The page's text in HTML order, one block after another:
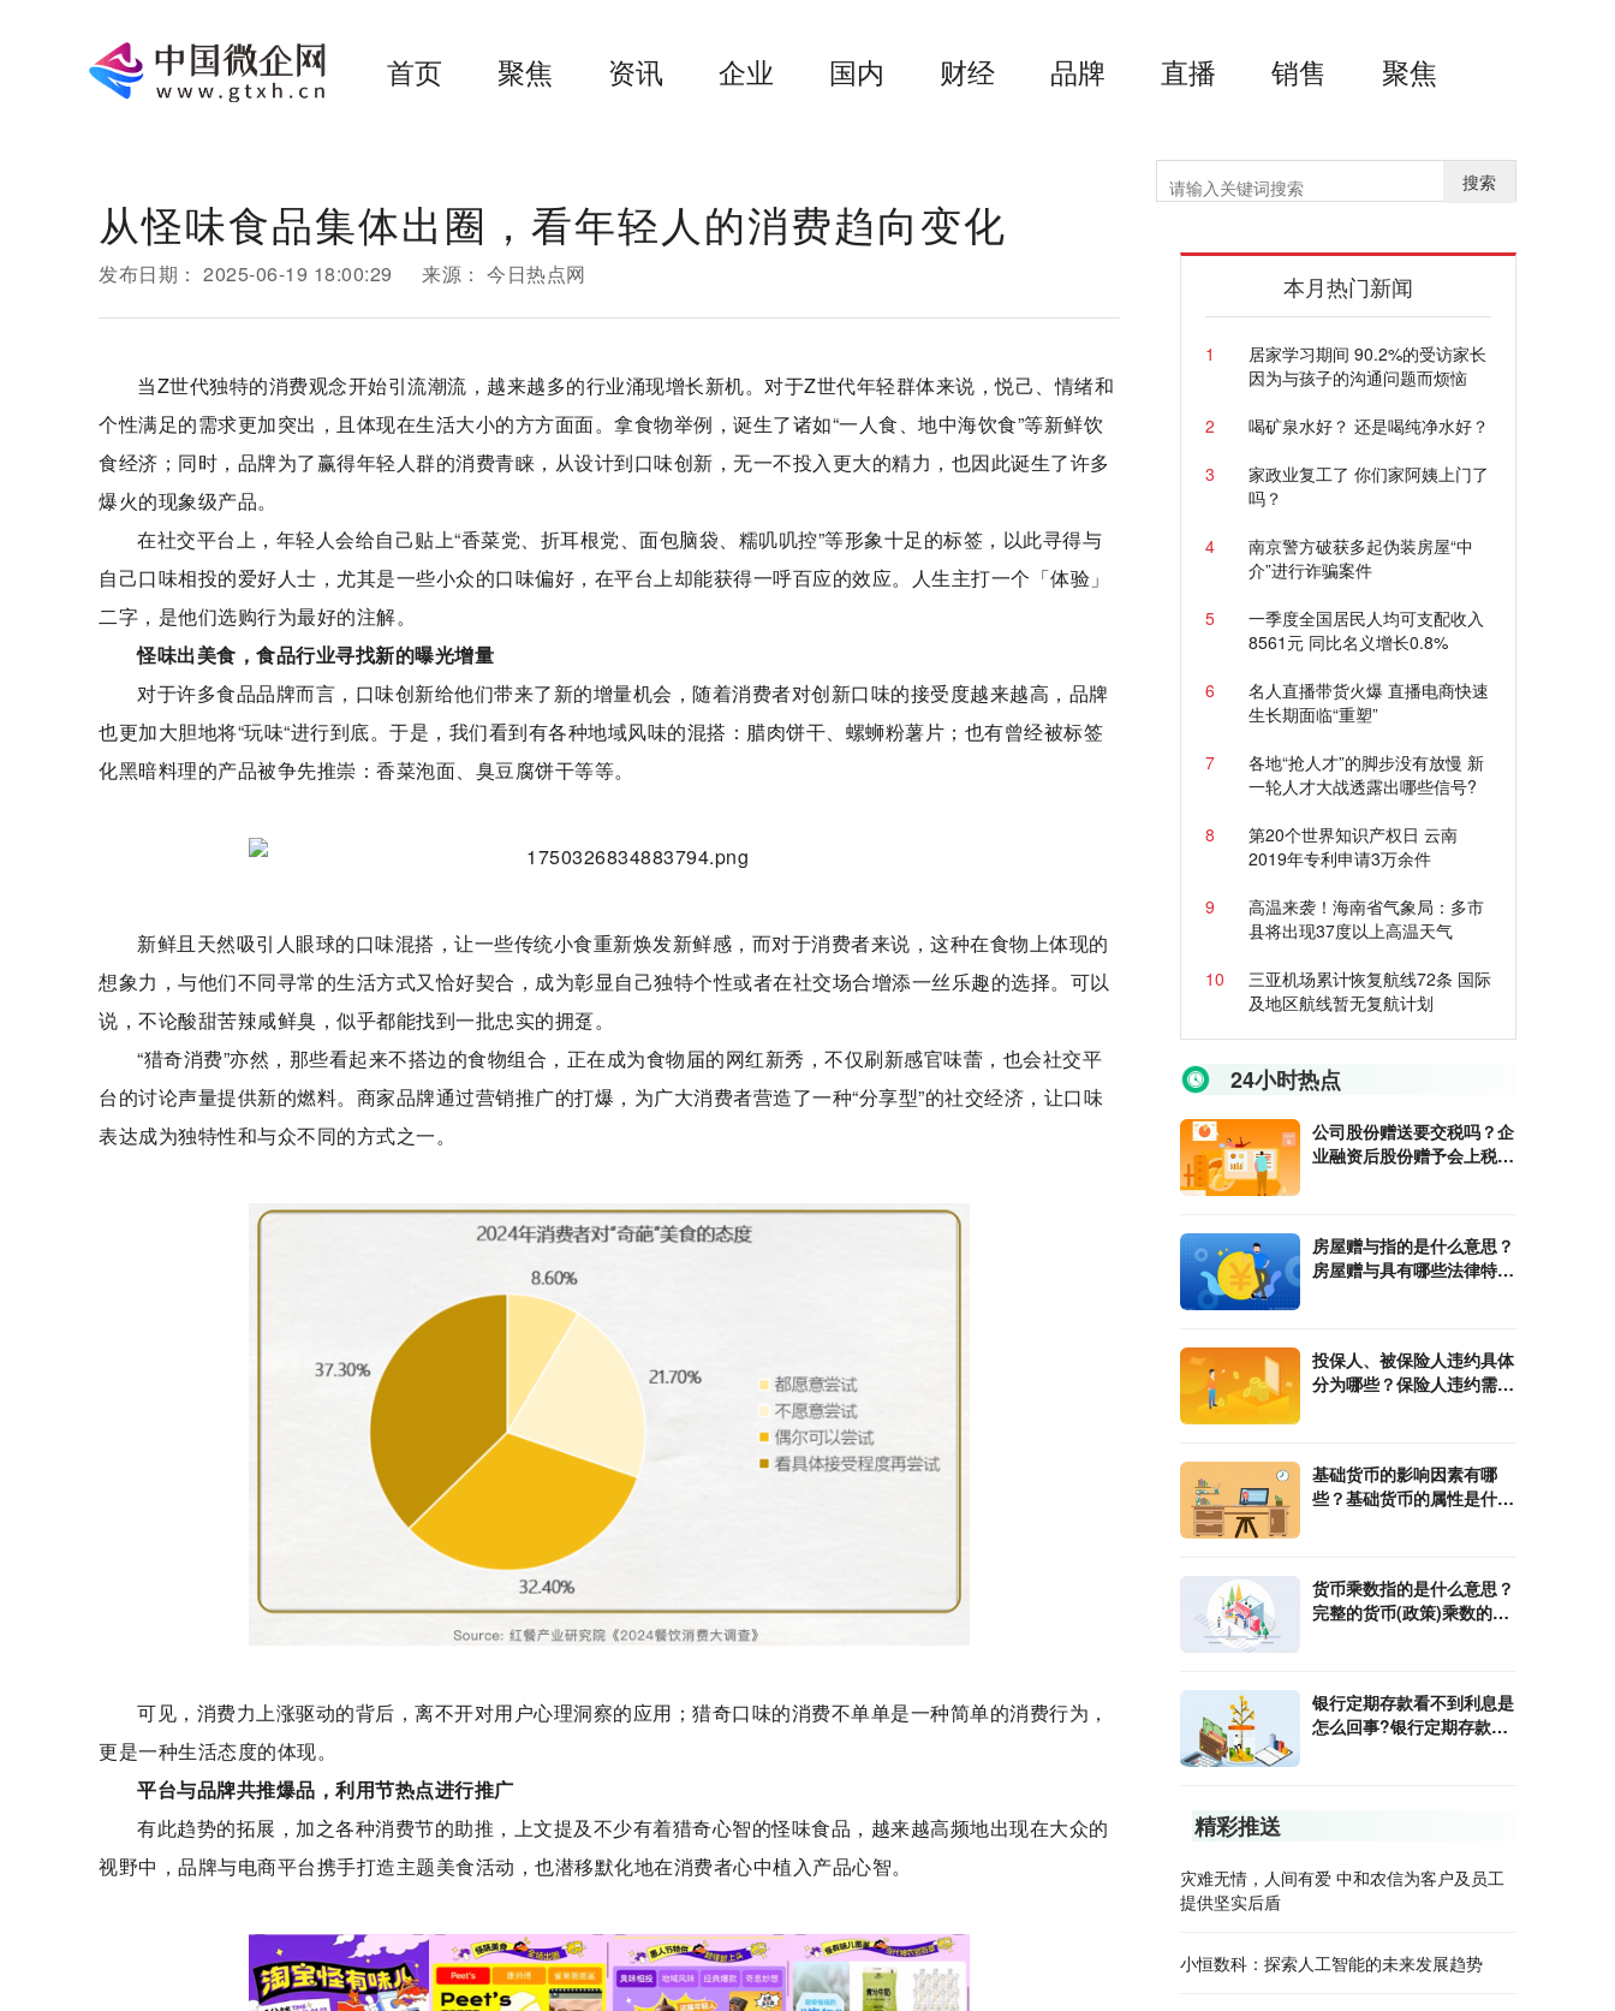
首页 聚焦 资讯 企业 国内 财经 品牌 直播 销售 聚焦
从怪味食品集体出圈，看年轻人的消费趋向变化
发布日期： 2025-06-19 18:00:29 来源： 今日热点网
当Z世代独特的消费观念开始引流潮流，越来越多的行业涌现增长新机。对于Z世代年轻群体来说，悦己、情绪和
个性满足的需求更加突出，且体现在生活大小的方方面面。拿食物举例，诞生了诸如“一人食、地中海饮食”等新鲜饮
食经济；同时，品牌为了赢得年轻人群的消费青睐，从设计到口味创新，无一不投入更大的精力，也因此诞生了许多
爆火的现象级产品。
在社交平台上，年轻人会给自己贴上“香菜党、折耳根党、面包脑袋、糯叽叽控”等形象十足的标签，以此寻得与
自己口味相投的爱好人士，尤其是一些小众的口味偏好，在平台上却能获得一呼百应的效应。人生主打一个「体验」
二字，是他们选购行为最好的注解。
怪味出美食，食品行业寻找新的曝光增量
对于许多食品品牌而言，口味创新给他们带来了新的增量机会，随着消费者对创新口味的接受度越来越高，品牌
也更加大胆地将“玩味“进行到底。于是，我们看到有各种地域风味的混搭：腊肉饼干、螺蛳粉薯片；也有曾经被标签
化黑暗料理的产品被争先推崇：香菜泡面、臭豆腐饼干等等。
新鲜且天然吸引人眼球的口味混搭，让一些传统小食重新焕发新鲜感，而对于消费者来说，这种在食物上体现的
想象力，与他们不同寻常的生活方式又恰好契合，成为彰显自己独特个性或者在社交场合增添一丝乐趣的选择。可以
说，不论酸甜苦辣咸鲜臭，似乎都能找到一批忠实的拥趸。
“猎奇消费”亦然，那些看起来不搭边的食物组合，正在成为食物届的网红新秀，不仅刷新感官味蕾，也会社交平
台的讨论声量提供新的燃料。商家品牌通过营销推广的打爆，为广大消费者营造了一种“分享型”的社交经济，让口味
表达成为独特性和与众不同的方式之一。
可见，消费力上涨驱动的背后，离不开对用户心理洞察的应用；猎奇口味的消费不单单是一种简单的消费行为，
更是一种生活态度的体现。
平台与品牌共推爆品，利用节热点进行推广
有此趋势的拓展，加之各种消费节的助推，上文提及不少有着猎奇心智的怪味食品，越来越高频地出现在大众的
视野中，品牌与电商平台携手打造主题美食活动，也潜移默化地在消费者心中植入产品心智。
搜索
本月热门新闻
1
居家学习期间 90.2%的受访家长
因为与孩子的沟通问题而烦恼
2
喝矿泉水好？ 还是喝纯净水好？
3
家政业复工了 你们家阿姨上门了
吗？
4
南京警方破获多起伪装房屋“中
介”进行诈骗案件
5
一季度全国居民人均可支配收入
8561元 同比名义增长0.8%
6
名人直播带货火爆 直播电商快速
生长期面临“重塑”
7
各地“抢人才”的脚步没有放慢 新
一轮人才大战透露出哪些信号?
8
第20个世界知识产权日 云南
2019年专利申请3万余件
9
高温来袭！海南省气象局：多市
县将出现37度以上高温天气
10
三亚机场累计恢复航线72条 国际
及地区航线暂无复航计划
24小时热点
公司股份赠送要交税吗？企
业融资后股份赠予会上税
房屋赠与指的是什么意思？
房屋赠与具有哪些法律特
投保人、被保险人违约具体
分为哪些？保险人违约需要
基础货币的影响因素有哪
些？基础货币的属性是什
货币乘数指的是什么意思？
完整的货币(政策)乘数的计
银行定期存款看不到利息是
怎么回事?银行定期存款利
精彩推送
灾难无情，人间有爱 中和农信为客户及员工
提供坚实后盾
小恒数科：探索人工智能的未来发展趋势